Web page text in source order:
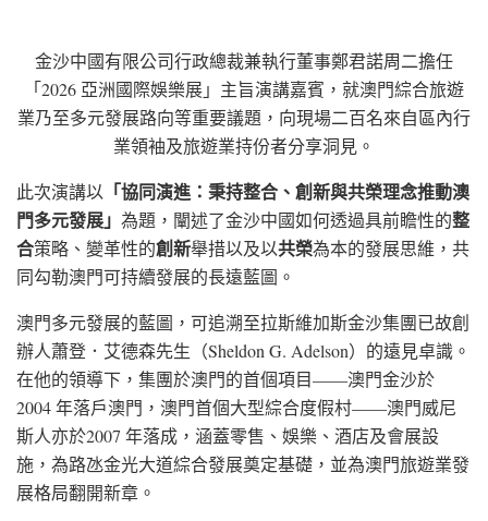
金沙中國有限公司行政總裁兼執行董事鄭君諾周二擔任
「2026 亞洲國際娛樂展」主旨演講嘉賓，就澳門綜合旅遊
業乃至多元發展路向等重要議題，向現場二百名來自區內行
業領袖及旅遊業持份者分享洞見。
此次演講以 「協同演進：秉持整合、創新與共榮理念推動澳
門多元發展」 為題，闡述了金沙中國如何透過具前瞻性的整
合策略、變革性的創新舉措以及以共榮為本的發展思維，共
同勾勒澳門可持續發展的長遠藍圖。
澳門多元發展的藍圖，可追溯至拉斯維加斯金沙集團已故創
辦人蕭登．艾德森先生（Sheldon G. Adelson）的遠見卓識。
在他的領導下，集團於澳門的首個項目——澳門金沙於
2004 年落戶澳門，澳門首個大型綜合度假村——澳門威尼
斯人亦於2007 年落成，涵蓋零售、娛樂、酒店及會展設
施，為路氹金光大道綜合發展奠定基礎，並為澳門旅遊業發
展格局翻開新章。